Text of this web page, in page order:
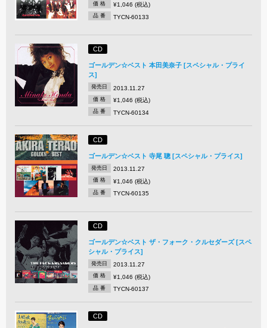
価 格 ¥1,046 (税込)
品 番 TYCN-60133
CD
ゴールデン☆ベスト 本田美奈子 [スペシャル・プライ
ス]
発売日 2013.11.27
価 格 ¥1,046 (税込)
品 番 TYCN-60134
CD
ゴールデン☆ベスト 寺尾 聰 [スペシャル・プライス]
発売日 2013.11.27
価 格 ¥1,046 (税込)
品 番 TYCN-60135
CD
ゴールデン☆ベスト ザ・フォーク・クルセダーズ [スペ
シャル・プライス]
発売日 2013.11.27
価 格 ¥1,046 (税込)
品 番 TYCN-60137
CD